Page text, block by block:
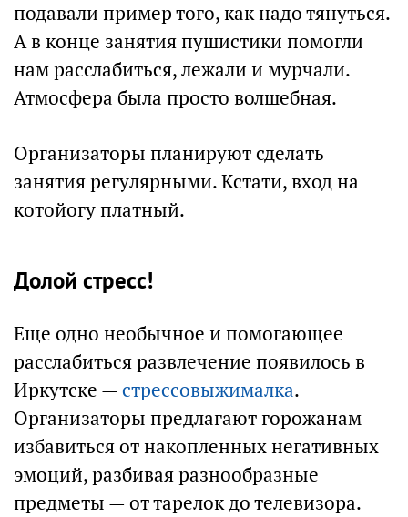
подавали пример того, как надо тянуться.
А в конце занятия пушистики помогли
нам расслабиться, лежали и мурчали.
Атмосфера была просто волшебная.
Организаторы планируют сделать
занятия регулярными. Кстати, вход на
котойогу платный.
Долой стресс!
Еще одно необычное и помогающее
расслабиться развлечение появилось в
Иркутске —стрессовыжималка.
Организаторы предлагают горожанам
избавиться от накопленных негативных
эмоций, разбивая разнообразные
предметы — от тарелок до телевизора.